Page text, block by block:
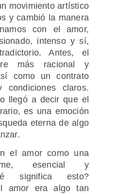
movimiento artístico
y cambió la manera
con el amor,
intenso y sí,
Antes, el
más racional y
como un contrato
claros.
llegó a decir que el
es una emoción
eterna de algo
el amor como una
esencial y
significa esto?
amor era algo tan